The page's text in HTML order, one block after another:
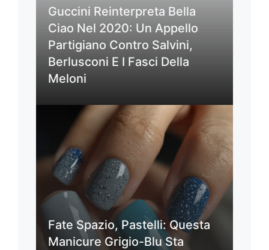
Guccini Reinterpreta Bella
Ciao Nel 2020: Un Appello
Partigiano Contro Salvini,
Berlusconi E I Fasci Della
Meloni
Fate Spazio, Pastelli: Questa
Manicure Grigio-Blu Sta